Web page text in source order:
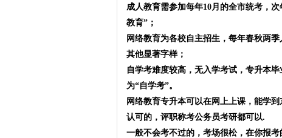
成人教育需参加每年10月的全市统考，
教育”；
网络教育为各校自主招生，每年春秋两
其他显著字样；
自学考难度较高，无入学考试，专升本
为“自学考”。
网络教育专升本可以在网上上课，能学
认可的，评职称考公务员考研都可以.
一般不会考不过的，考场很松，在你报